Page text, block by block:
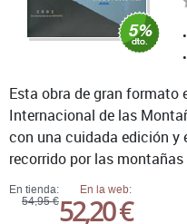
En tienda:
54,95 €
En la web:
52,20 €
Esta obra de gran formato
Internacional de las
con una cuidada edición y
recorrido por las montañas